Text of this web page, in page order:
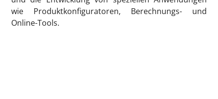
wie Produktkonfiguratoren, Berechnungs- und
Online-Tools.